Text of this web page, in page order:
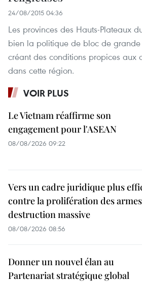
24/08/2015 04:36
Les provinces des Hauts-Plateaux
bien la politique de bloc de
créant des conditions propices aux
dans cette région.
VOIR PLUS
Le Vietnam réaffirme son
engagement pour l'ASEAN
08/08/2026 09:22
Vers un cadre juridique plus
contre la prolifération des
destruction massive
08/08/2026 08:56
Donner un nouvel élan au
Partenariat stratégique global